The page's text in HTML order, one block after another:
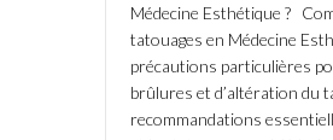
Médecine Esthétique ?
tatouages en Médecine
précautions particulières
brûlures et d’altération du
recommandations